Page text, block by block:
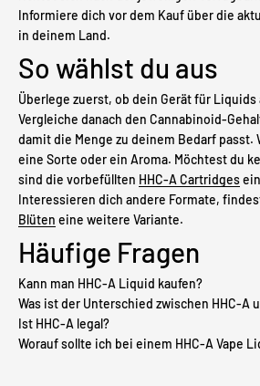
Informiere dich vor dem Kauf über die
in deinem Land.
So wählst du aus
Überlege zuerst, ob dein Gerät für
Vergleiche danach den Cannabinoid-
damit die Menge zu deinem Bedarf passt.
eine Sorte oder ein Aroma. Möchtest du
sind die vorbefüllten HHC-A Cartridges
Interessieren dich andere Formate,
Blüten eine weitere Variante.
Häufige Fragen
Kann man HHC-A Liquid kaufen?
Was ist der Unterschied zwischen HHC-A
Ist HHC-A legal?
Worauf sollte ich bei einem HHC-A Vape